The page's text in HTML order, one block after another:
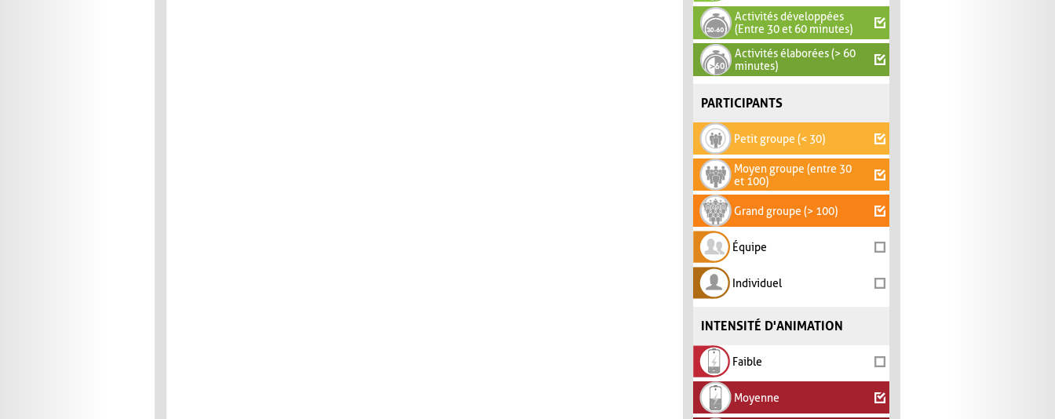
Activités développées
(Entre 30 et 60 minutes)
Activités élaborées (> 60
minutes)
PARTICIPANTS
Petit groupe (< 30)
Moyen groupe (entre 30
et 100)
Grand groupe (> 100)
Équipe
Individuel
INTENSITÉ D'ANIMATION
Faible
Moyenne